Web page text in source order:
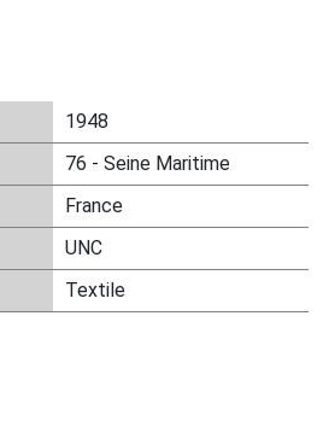
1948
76 - Seine Maritime
France
UNC
Textile